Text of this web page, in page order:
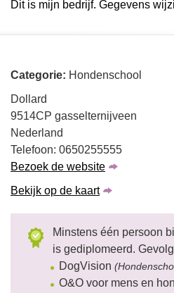
Dit is mijn bedrijf. Gegevens
Categorie: Hondenschool
Dollard
9514CP gasselternijveen
Nederland
Telefoon: 0650255555
Bezoek de website
Bekijk op de kaart
Minstens één persoon
is gediplomeerd.
DogVision
O&O voor mens en